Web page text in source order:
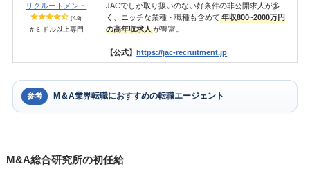
リクルートメント
(4.8)
＃ミドル以上専門
JACでしか取り扱いのない好条件の非公開求人が多
く、ニッチな業種・職種も含めて年収800~2000万円
の高年収求人が豊富。
【公式】https://jac-recruitment.jp
参考 M＆A業界転職におすすめの転職エージェント
M&A総合研究所の初任給